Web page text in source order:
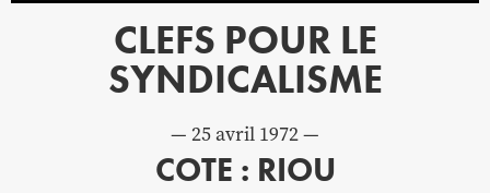
CLEFS POUR LE
SYNDICALISME
25 avril 1972
COTE : RIOU